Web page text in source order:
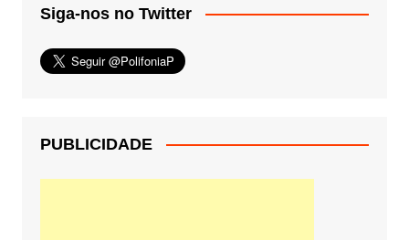
Siga-nos no Twitter
PUBLICIDADE